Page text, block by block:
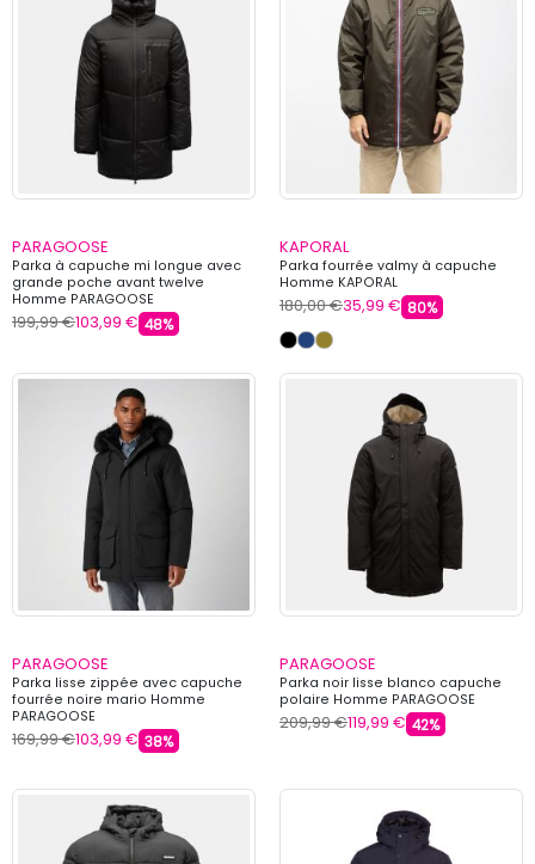
PARAGOOSE
Parka à capuche mi longue avec
grande poche avant twelve
Homme PARAGOOSE
199,99 €103,99 € 48%
KAPORAL
Parka fourrée valmy à capuche
Homme KAPORAL
180,00 €35,99 € 80%
PARAGOOSE
Parka lisse zippée avec capuche
fourrée noire mario Homme
PARAGOOSE
169,99 €103,99 € 38%
PARAGOOSE
Parka noir lisse blanco capuche
polaire Homme PARAGOOSE
209,99 €119,99 € 42%